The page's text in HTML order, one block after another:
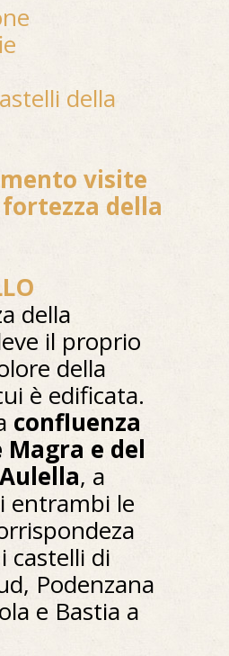
della
visite
della
della
il proprio
della
è edificata.
confluenza
e del
, a
entrambi le
castelli di
Podenzana
e Bastia a